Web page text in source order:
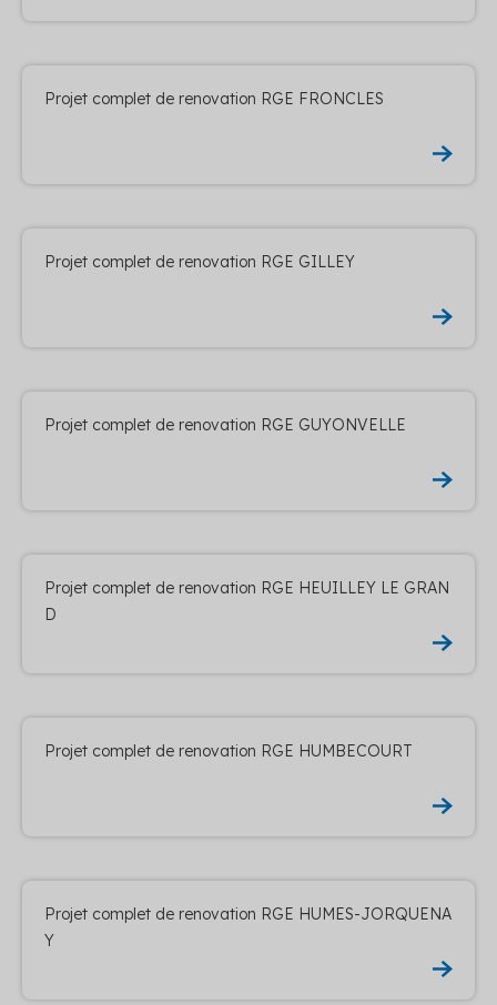
Projet complet de renovation RGE FRONCLES
Projet complet de renovation RGE GILLEY
Projet complet de renovation RGE GUYONVELLE
Projet complet de renovation RGE HEUILLEY LE GRAN
D
Projet complet de renovation RGE HUMBECOURT
Projet complet de renovation RGE HUMES-JORQUENA
Y